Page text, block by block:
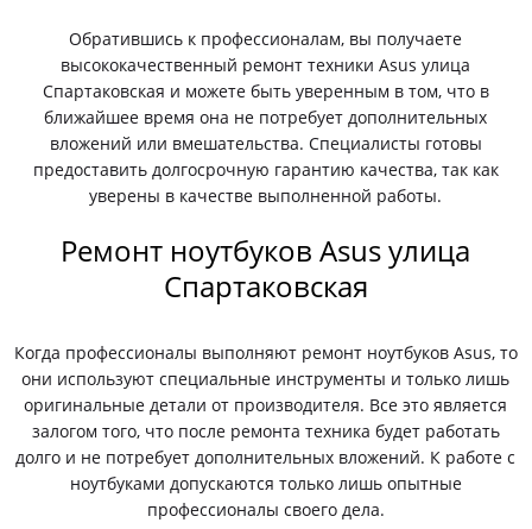
Обратившись к профессионалам, вы получаете
высококачественный ремонт техники Asus улица
Спартаковская и можете быть уверенным в том, что в
ближайшее время она не потребует дополнительных
вложений или вмешательства. Специалисты готовы
предоставить долгосрочную гарантию качества, так как
уверены в качестве выполненной работы.
Ремонт ноутбуков Asus улица
Спартаковская
Когда профессионалы выполняют ремонт ноутбуков Asus, то
они используют специальные инструменты и только лишь
оригинальные детали от производителя. Все это является
залогом того, что после ремонта техника будет работать
долго и не потребует дополнительных вложений. К работе с
ноутбуками допускаются только лишь опытные
профессионалы своего дела.